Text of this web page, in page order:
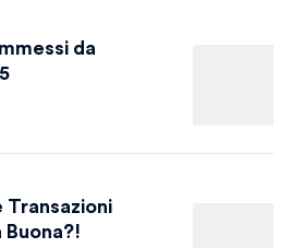
da
Transazioni
Buona?!